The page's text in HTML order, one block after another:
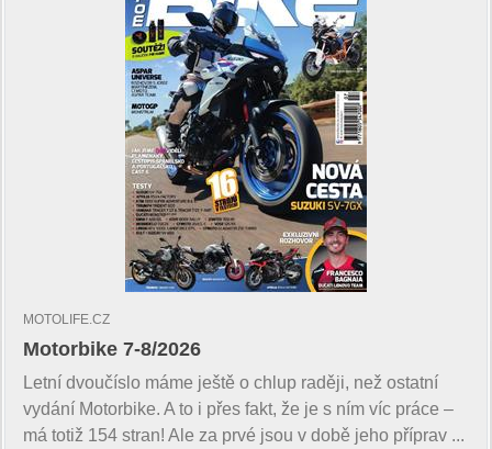
MOTOLIFE.CZ
Motorbike 7-8/2026
Letní dvoučíslo máme ještě o chlup raději, než ostatní
vydání Motorbike. A to i přes fakt, že je s ním víc práce –
má totiž 154 stran! Ale za prvé jsou v době jeho příprav ...